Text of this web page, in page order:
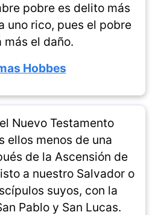
pobre es delito más
uno rico, pues el pobre
más el daño.
Hobbes
Nuevo Testamento
ellos menos de una
de la Ascensión de
a nuestro Salvador o
suyos, con la
Pablo y San Lucas.